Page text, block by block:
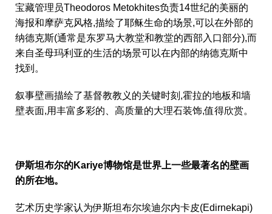
宝藏管理员Theodoros Metokhites负责14世纪的美丽的
海报和摩萨克风格,描绘了耶稣生命的场景,可以在外部的
纳德克斯(通常是东罗马大教堂和教堂的西部入口部分),而
来自圣母玛利亚的生活的场景可以在内部的纳德克斯中
找到。
叙事壁画描绘了基督教教义的关键时刻,霍拉的地板和墙
壁表面,用丰富多彩的、高质量的大理石装饰,值得欣赏。
伊斯坦布尔的Kariye博物馆是世界上一些最著名的壁画
的所在地。
艺术历史学家认为伊斯坦布尔埃迪尔内卡皮(Edirnekapi)